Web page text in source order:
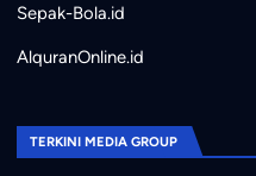
Sepak-Bola.id
AlquranOnline.id
TERKINI MEDIA GROUP